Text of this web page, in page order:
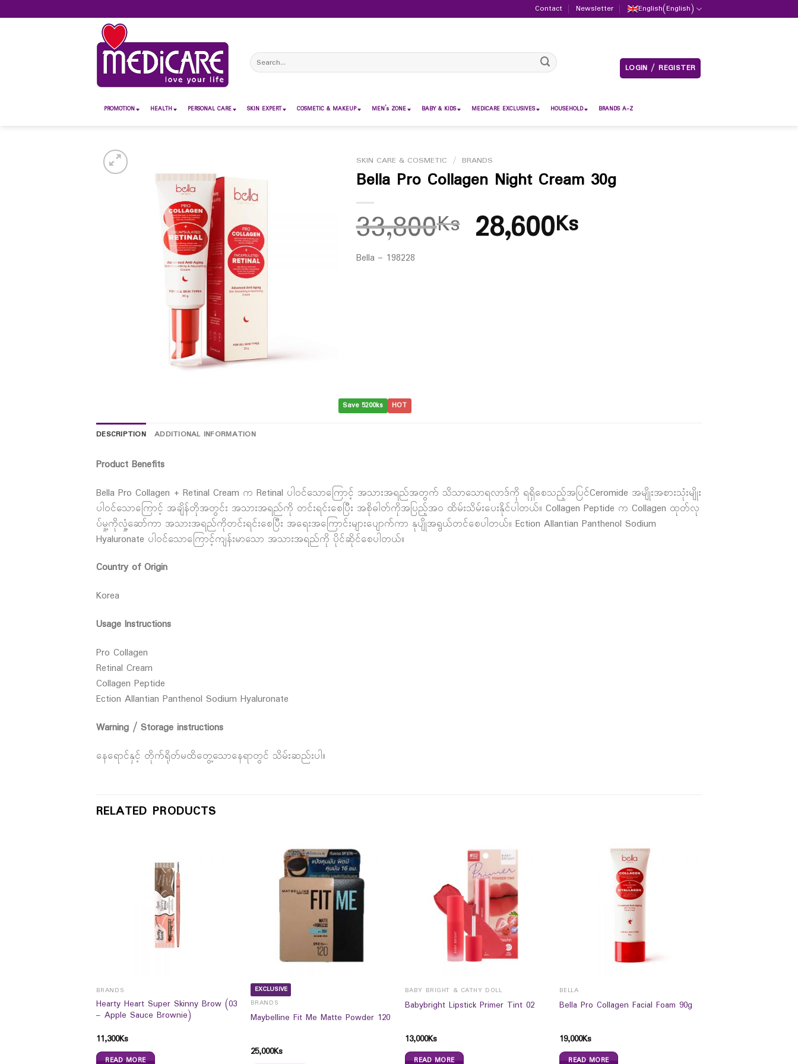
to
Contact Newsletter English(English)
Search
for:
LOGIN / REGISTER
PROMOTION HEALTH PERSONAL CARE SKIN EXPERT COSMETIC & MAKEUP MEN’s ZONE BABY & KIDS MEDICARE EXCLUSIVES HOUSEHOLD BRANDS A-Z
Save 5200ks HOT
SKIN CARE & COSMETIC / BRANDS
Bella Pro Collagen Night Cream 30g
33,800Ks 28,600Ks
Bella – 198228
DESCRIPTION ADDITIONAL INFORMATION
Product Benefits
Bella Pro Collagen + Retinal Cream က Retinal ပါဝင်သောကြောင့် အသားအရည်အတွက် သိသာသောရလာဒ်ကို ရရှိစေသည့်အပြင်Ceromide အမျိုးအစားသုံးမျိုး
ပါဝင်သောကြောင့် အချိန်တိုအတွင်း အသားအရည်ကို တင်းရင်းစေပြီး အစိုဓါတ်ကိုအပြည့်အဝ ထိမ်းသိမ်းပေးနိုင်ပါတယ်။ Collagen Peptide က Collagen ထုတ်လု
ပ်မှု့ကိုလှုံ့ဆော်ကာ အသားအရည်ကိုတင်းရင်းစေပြီး အရေးအကြောင်းများပျောက်ကာ နုပျိုအရွယ်တင်စေပါတယ်။ Ection Allantian Panthenol Sodium
Hyaluronate ပါဝင်သောကြောင့်ကျန်းမာသော အသားအရည်ကို ပိုင်ဆိုင်စေပါတယ်။
Country of Origin
Korea
Usage Instructions
Pro Collagen
Retinal Cream
Collagen Peptide
Ection Allantian Panthenol Sodium Hyaluronate
Warning / Storage instructions
နေရောင်နှင့် တိုက်ရိုတ်မထိတွေ့သောနေရာတွင် သိမ်းဆည်းပါ။
RELATED PRODUCTS
BRANDS
Hearty Heart Super Skinny Brow (03
– Apple Sauce Brownie)
11,300Ks
READ MORE
EXCLUSIVE
BRANDS
Maybelline Fit Me Matte Powder 120
25,000Ks
BABY BRIGHT & CATHY DOLL
Babybright Lipstick Primer Tint 02
13,000Ks
READ MORE
BELLA
Bella Pro Collagen Facial Foam 90g
19,000Ks
READ MORE